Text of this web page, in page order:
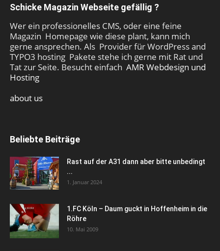
Schicke Magazin Webseite gefällig ?
Wer ein professionelles CMS, oder eine feine
Magazin Homepage wie diese plant, kann mich
gerne ansprechen. Als Provider für WordPress and
TYPO3 hosting Pakete stehe ich gerne mit Rat und
Tat zur Seite. Besucht einfach AMR Webdesign und
Hosting
about us
Beliebte Beiträge
Rast auf der A31 dann aber bitte unbedingt
...
1. Januar 2024
1.FC Köln – Daum guckt in Hoffenheim in die
Röhre
10. Mai 2009